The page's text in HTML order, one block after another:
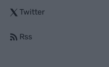
Twitter
Rss